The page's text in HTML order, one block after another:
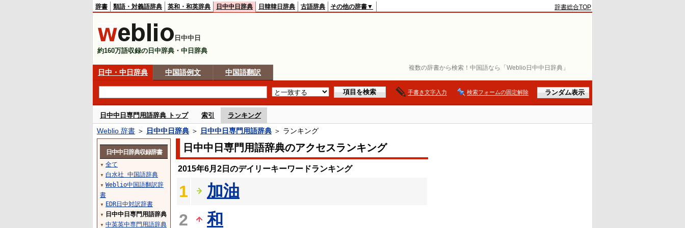
複数の辞書から検索！中国語なら「Weblio日中中日辞典」
辞書 類語・対義語辞典 英和・和英辞典 日中中日辞典 日韓韓日辞典 古語辞典 その他の辞書▼ 辞書総合TOP
日中中日
約160万語収録の日中辞典・中日辞典
日中・中日辞典 中国語例文 中国語翻訳
手書き文字入力 検索フォームの固定解除
日中中日専門用語辞典 トップ 索引 ランキング
Weblio 辞書 ＞ 日中中日辞典 ＞ 日中中日専門用語辞典 ＞ ランキング
日中中日専門用語辞典のアクセスランキング
2015年6月2日のデイリーキーワードランキング
1
加油
2
和
日中中日辞典収録辞書
▼ 全て
▼ 白水社 中国語辞典
▼ Weblio中国語翻訳辞
書
▼ EDR日中対訳辞書
▼ 日中中日専門用語辞典
▼ 中英英中専門用語辞典